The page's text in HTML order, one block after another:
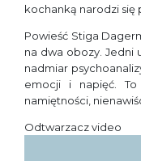
kochanką narodzi się
Powieść Stiga
na dwa obozy. Jedni
nadmiar
emocji i napięć.
namiętności,
Odtwarzacz video